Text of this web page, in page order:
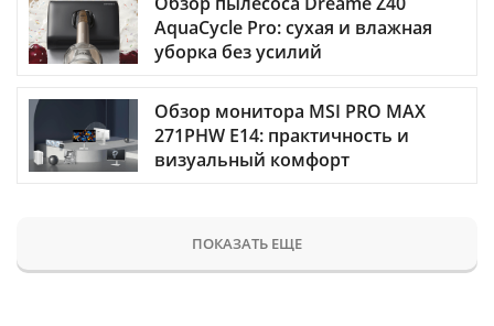
AquaCycle Pro: сухая и влажная
уборка без усилий
Обзор монитора MSI PRO MAX
271PHW E14: практичность и
визуальный комфорт
ПОКАЗАТЬ ЕЩЕ